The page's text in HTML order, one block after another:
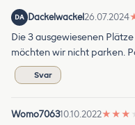
DA Dackelwackel26.07.2024
Die 3 ausgewiesenen
möchten wir nicht parken.
Svar
Womo706310.10.2022★ ★ ★